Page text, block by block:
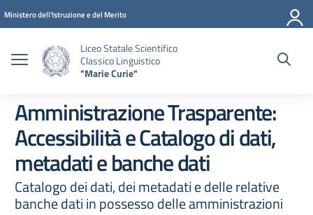
Vai ai contenuti
Vai al menu di navigazione
Vai al footer
Ministero dell'Istruzione e del Merito
Liceo Statale Scientifico
Classico Linguistico
"Marie Curie"
Amministrazione Trasparente:
Accessibilità e Catalogo di dati,
metadati e banche dati
Catalogo dei dati, dei metadati e delle relative
banche dati in possesso delle amministrazioni